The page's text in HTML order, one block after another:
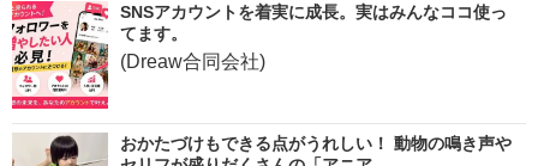
SNSアカウントを着実に成長。実はみんなココ使っ
てます。
(Dreaw合同会社)
おかたづけもできる点がうれしい！ 動物の鳴き声や